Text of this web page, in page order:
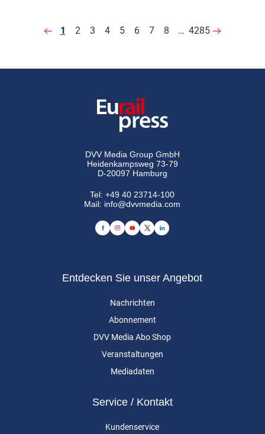
1 2 3 4 5 6 7 8 … 4285
DVV Media Group GmbH
Heidenkampsweg 73-79
D-20097 Hamburg
Tel:+49 40 23714-100
Mail: info@dvvmedia.com
Entdecken Sie unser Angebot
Nachrichten
Abonnement
DVV Media Abo Shop
Veranstaltungen
Mediadaten
Service / Kontakt
Kundenservice